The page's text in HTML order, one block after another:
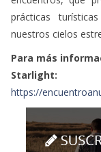
encuentros, que
prácticas
Starlight:
https://